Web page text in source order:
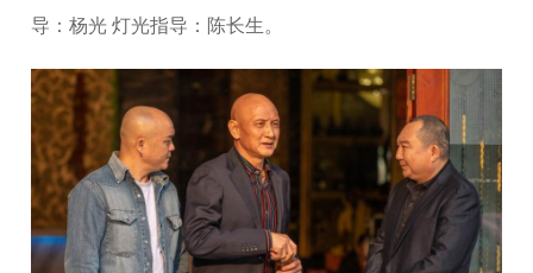
导：杨光 灯光指导：陈长生。